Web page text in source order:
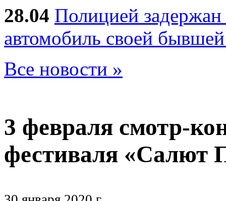
28.04 Полицией
автомобиль своей
Все новости »
3 февраля смотр-
фестиваля «Салют